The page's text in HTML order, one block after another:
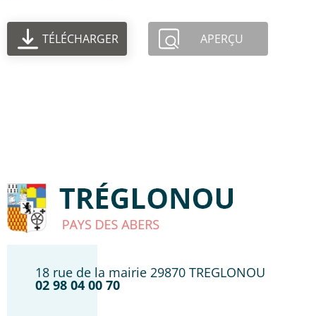
TÉLÉCHARGER APERÇU
18 rue de la mairie 29870 TREGLONOU
02 98 04 00 70